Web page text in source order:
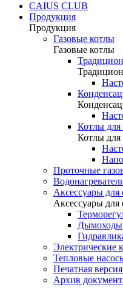
CAIUS CLUB
Продукция
Продукция
Газовые котлы
Газовые котлы
Котлы для
Котлы для
Проточные
Аксессуары для
Аксессуары для
Дымоходы
Электрические
Тепловые
Печатная
Архив